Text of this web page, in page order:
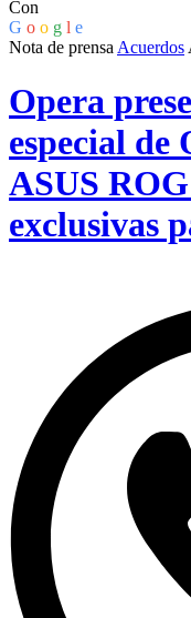
Con
G o o g l e
Nota de prensa Acuerdos
Opera
especial de
ASUS
exclusivas